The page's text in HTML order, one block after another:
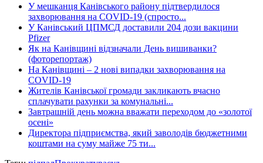
У мешканця Канівського району підтвердилося
захворювання на COVID-19 (спросто...
У Канівський ЦПМСД доставили 204 дози вакцини
Pfizer
Як на Канівщині відзначали День вишиванки?
(фоторепортаж)
На Канівщині – 2 нові випадки захворювання на
COVID-19
Жителів Канівської громади закликають вчасно
сплачувати рахунки за комунальні...
Завтрашній день можна вважати переходом до «золотої
осені»
Директора підприємства, який заволодів бюджетними
коштами на суму майже 75 ти...